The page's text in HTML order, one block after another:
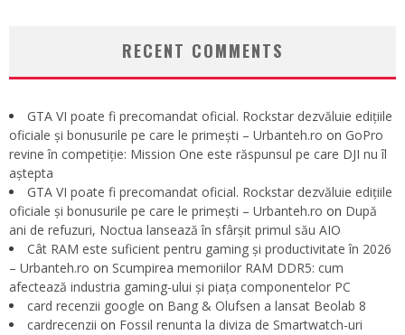
RECENT COMMENTS
GTA VI poate fi precomandat oficial. Rockstar dezvăluie edițiile
oficiale și bonusurile pe care le primești – Urbanteh.ro on GoPro
revine în competiție: Mission One este răspunsul pe care DJI nu îl
aștepta
GTA VI poate fi precomandat oficial. Rockstar dezvăluie edițiile
oficiale și bonusurile pe care le primești – Urbanteh.ro on După
ani de refuzuri, Noctua lansează în sfârșit primul său AIO
Cât RAM este suficient pentru gaming și productivitate în 2026
– Urbanteh.ro on Scumpirea memoriilor RAM DDR5: cum
afectează industria gaming-ului și piața componentelor PC
card recenzii google on Bang & Olufsen a lansat Beolab 8
cardrecenzii on Fossil renunta la diviza de Smartwatch-uri